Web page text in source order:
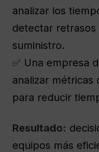
analizar los
detectar retrasos
suministro.
✅ Una empresa
analizar métricas
para reducir
Resultado:
equipos más